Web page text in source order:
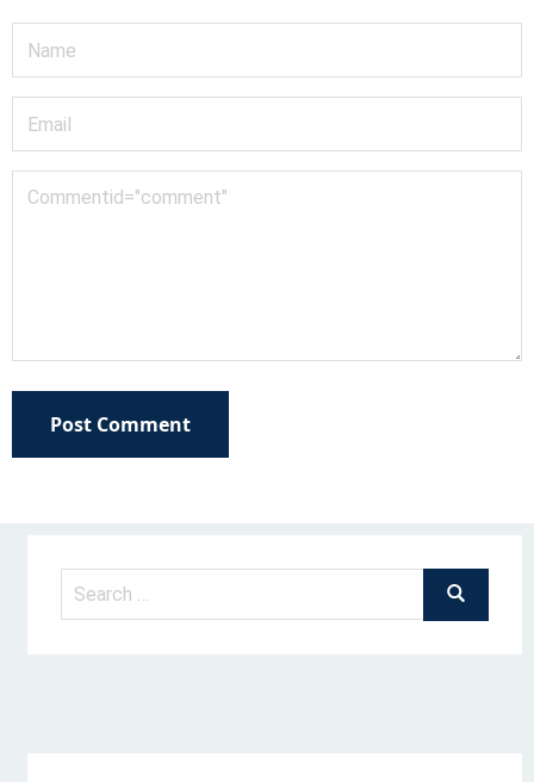
Post Comment